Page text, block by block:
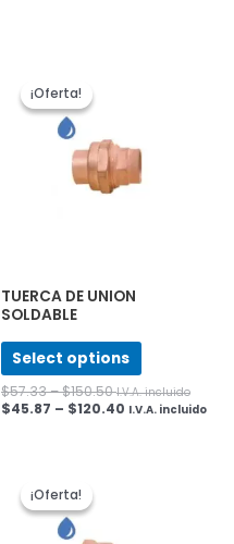
¡Oferta!
¡Oferta!
TUERCA DE UNION
SOLDABLE
Select options
$57.33–$150.50 I.V.A. incluido
$45.87 – $120.40 I.V.A. incluido
¡Oferta!
¡Oferta!